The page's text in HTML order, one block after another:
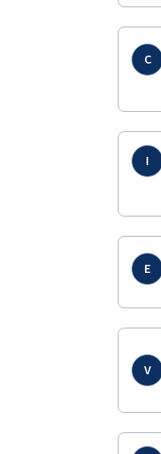
C
I
E
V